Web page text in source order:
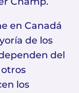
en Canadá
de los
del
los